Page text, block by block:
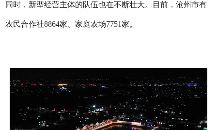
同时，新型经营主体的队伍也在不断壮大。目前，沧州市有
农民合作社8864家、家庭农场7751家。